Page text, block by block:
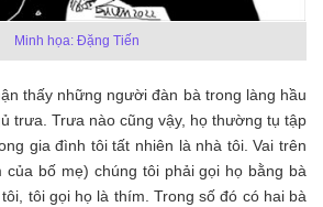
Minh họa: Đặng Tiến
thấy những người đàn bà trong làng hầu
trưa. Trưa nào cũng vậy, họ thường tụ tập
gia đình tôi tất nhiên là nhà tôi. Vai trên
của bố mẹ) chúng tôi phải gọi họ bằng bà
tôi gọi họ là thím. Trong số đó có hai bà